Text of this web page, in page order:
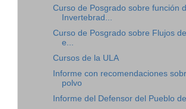
Curso de Posgrado sobre función
Invertebrad...
Curso de Posgrado sobre Flujos
e...
Cursos de la ULA
Informe con recomendaciones
polvo
Informe del Defensor del Pueblo